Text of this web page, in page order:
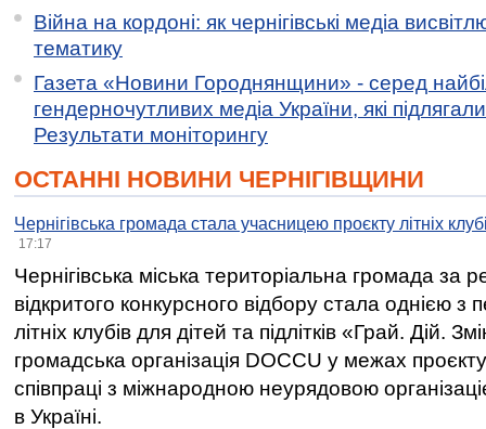
Війна на кордоні: як чернігівські медіа
тематику
Газета «Новини Городнянщини» - серед
гендерночутливих медіа України, які
Результати моніторингу
ОСТАННІ НОВИНИ ЧЕРНІГІВЩИНИ
Чернігівська громада стала учасницею проєкту літніх
17:17
Чернігівська міська територіальна громада за
відкритого конкурсного відбору стала однією
літніх клубів для дітей та підлітків «Грай. Дій.
громадська організація DOCCU у межах
співпраці з міжнародною неурядовою
в Україні.